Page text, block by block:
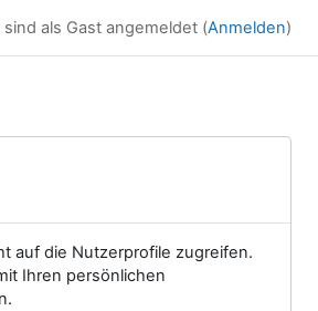
sind als Gast angemeldet (Anmelden)
auf die Nutzerprofile zugreifen.
Ihren persönlichen